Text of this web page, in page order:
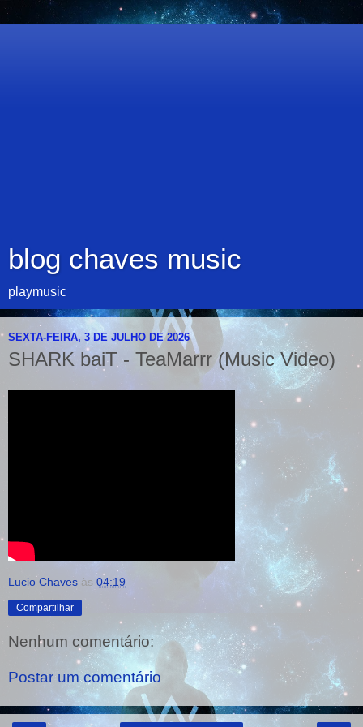
blog chaves music
playmusic
SEXTA-FEIRA, 3 DE JULHO DE 2026
SHARK baiT - TeaMarrr (Music Video)
Lucio Chaves às 04:19
Compartilhar
Nenhum comentário:
Postar um comentário